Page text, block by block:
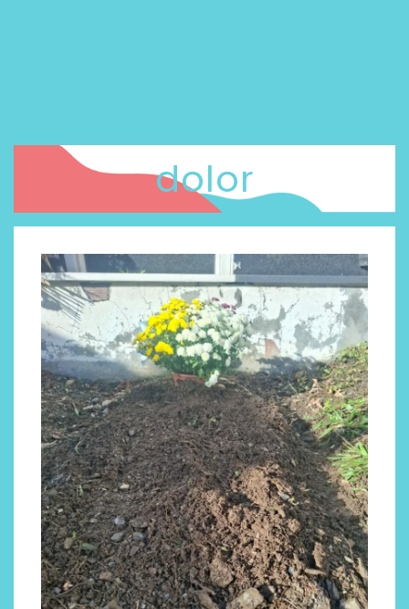
dolor